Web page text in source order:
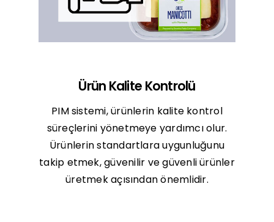
Ürün Kalite Kontrolü
PIM sistemi, ürünlerin kalite kontrol
süreçlerini yönetmeye yardımcı olur.
Ürünlerin standartlara uygunluğunu
takip etmek, güvenilir ve güvenli ürünler
üretmek açısından önemlidir.